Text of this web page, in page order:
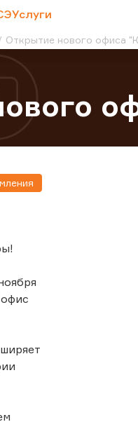
Услуги
Открытие нового офиса